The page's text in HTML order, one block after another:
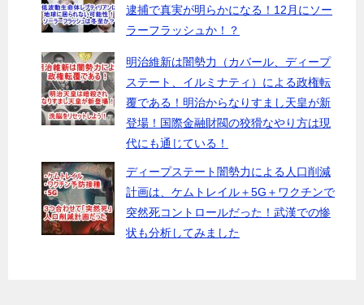
逮捕で真実が明らかになる！12月にソー
ラーフラッシュか！？
明治維新は闇勢力（カバール、ディープ
ステート、イルミナティ）による政権転
覆である！明治からなりすまし天皇が新
登場！国際金融財閥の狡猾なやり方は現
代にも通じている！
ディープステート闇勢力による人口削減
計画は、ケムトレイル＋5G＋ワクチンで
突然死コントロールだった！武漢での惨
状も分析してみました